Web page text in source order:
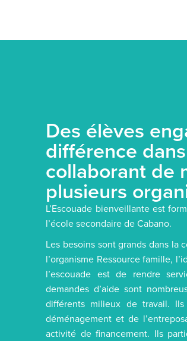
Des élèves
différence
collaborant de
plusieurs
L’Escouade bienveillante est
l’école secondaire de Cabano.
Les besoins sont grands dans la
l’organisme Ressource famille,
l’escouade est de rendre
demandes d’aide sont
différents milieux de travail.
déménagement et de
activité de financement. Ils